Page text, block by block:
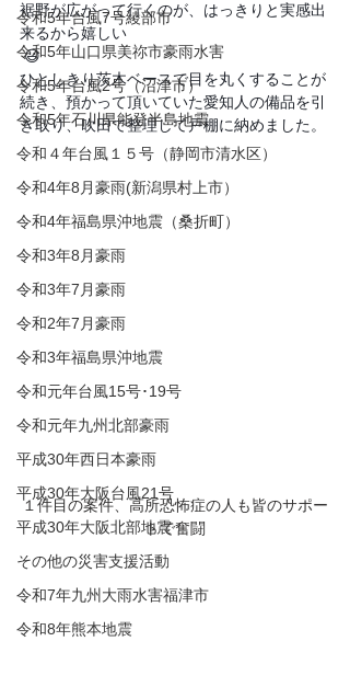
令和5年台風7号綾部市
令和5年山口県美祢市豪雨水害
令和5年台風2号（沼津市）
令和5年石川県能登半島地震
令和４年台風１５号（静岡市清水区）
令和4年8月豪雨(新潟県村上市）
令和4年福島県沖地震（桑折町）
令和3年8月豪雨
令和3年7月豪雨
令和2年7月豪雨
令和3年福島県沖地震
令和元年台風15号･19号
令和元年九州北部豪雨
平成30年西日本豪雨
平成30年大阪台風21号
平成30年大阪北部地震
その他の災害支援活動
令和7年九州大雨水害福津市
令和8年熊本地震
裾野が広がって行くのが、はっきりと実感出
来るから嬉しい
😃
ひとしきり茨木ベースで目を丸くすることが
続き、預かって頂いていた愛知人の備品を引
き取り、吹田で整理して戸棚に納めました。
１件目の案件、高所恐怖症の人も皆のサポー
トで奮闘